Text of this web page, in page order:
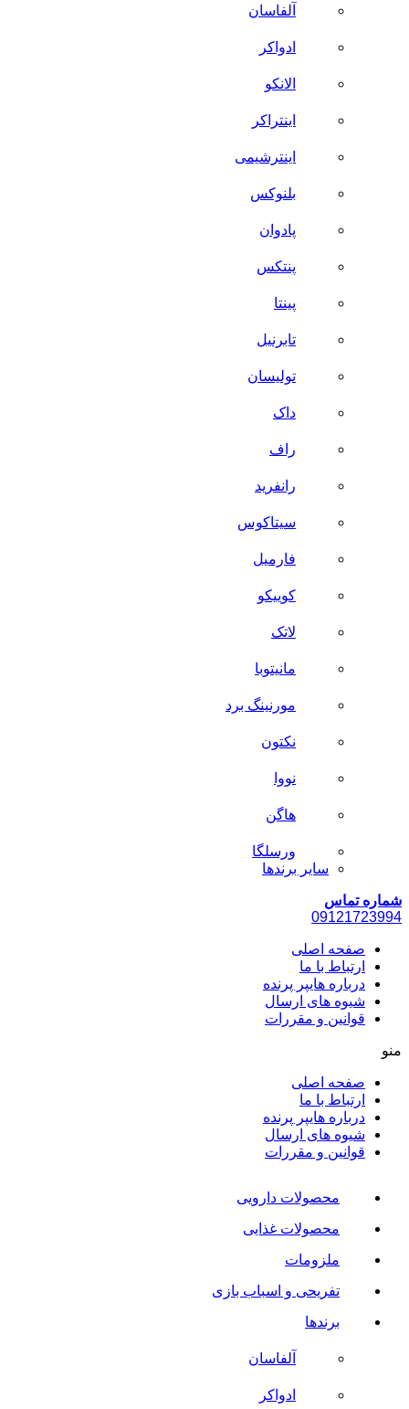
آلفاسان
ادواکر
الانکو
اینتراکر
اینترشیمی
بلنوکس
پادوان
پنتکس
پینتا
تابرنیل
تولیسان
داک
راف
رانفرید
سیتاکوس
فارمیل
کوییکو
لاتک
مانیتوبا
مورنینگ برد
نکتون
نووا
هاگن
ورسلگا
سایر برند‌ها
شماره تماس
09121723994
صفحه اصلی
ارتباط با ما
درباره هایپر پرنده
شیوه های ارسال
قوانین و مقررات
منو
صفحه اصلی
ارتباط با ما
درباره هایپر پرنده
شیوه های ارسال
قوانین و مقررات
محصولات دارویی
محصولات غذایی
ملزومات
تفریحی و اسباب بازی
برندها
آلفاسان
ادواکر